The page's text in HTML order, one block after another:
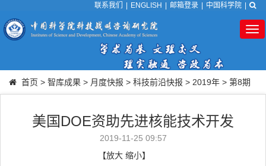
联系我们 ENGLISH 邮箱登录 中国科学院
首页 > 智库成果 > 月度快报 > 科技前沿快报 > 2019年 > 第8期
美国DOE资助先进核能技术开发
2019-11-25 09:57
【放大 缩小】